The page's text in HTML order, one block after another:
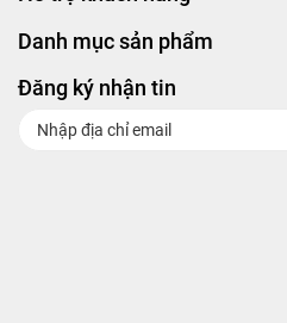
Danh mục sản phẩm
Đăng ký nhận tin